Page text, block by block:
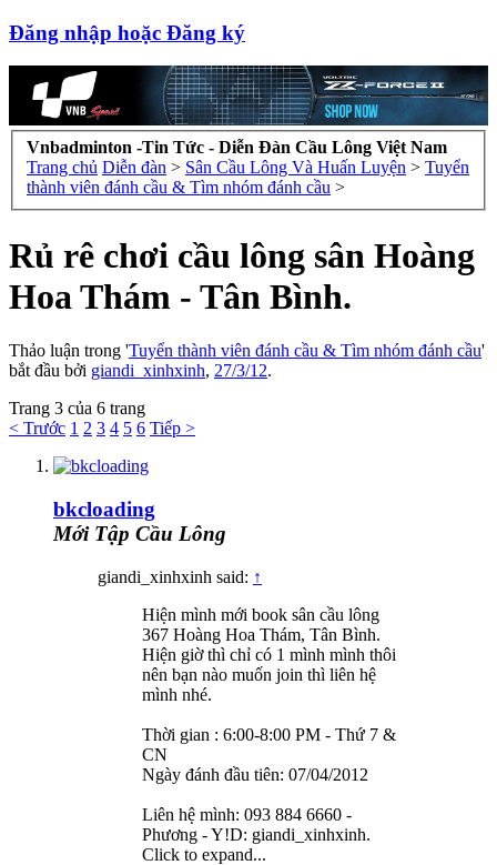
Đăng nhập hoặc Đăng ký
Vnbadminton -Tin Tức - Diễn Đàn Cầu Lông Việt Nam
Trang chủ Diễn đàn > Sân Cầu Lông Và Huấn Luyện > Tuyển
thành viên đánh cầu & Tìm nhóm đánh cầu >
Rủ rê chơi cầu lông sân Hoàng
Hoa Thám - Tân Bình.
Thảo luận trong 'Tuyển thành viên đánh cầu & Tìm nhóm đánh cầu'
bắt đầu bởi giandi_xinhxinh, 27/3/12.
Trang 3 của 6 trang
< Trước 1 2 3 4 5 6 Tiếp >
bkcloading
Mới Tập Cầu Lông
giandi_xinhxinh said: ↑
Hiện mình mới book sân cầu lông
367 Hoàng Hoa Thám, Tân Bình.
Hiện giờ thì chỉ có 1 mình mình thôi
nên bạn nào muốn join thì liên hệ
mình nhé.
Thời gian : 6:00-8:00 PM - Thứ 7 &
CN
Ngày đánh đầu tiên: 07/04/2012
Liên hệ mình: 093 884 6660 -
Phương - Y!D: giandi_xinhxinh.
Click to expand...